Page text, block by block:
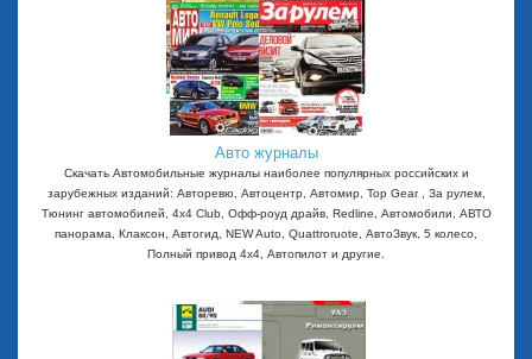
Авто журналы
Скачать Автомобильные журналы наиболее популярных российских и
зарубежных изданий: Авторевю, Автоцентр, Автомир, Top Gear , За рулем,
Тюнинг автомобилей, 4x4 Club, Офф-роуд драйв, Redline, Автомобили, АВТО
панорама, Клаксон, Автогид, NEW Auto, Quattroruote, АвтоЗвук, 5 колесо,
Полный привод 4х4, Автопилот и другие.